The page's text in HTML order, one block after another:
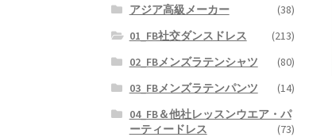
アジア高級メーカー
(38)
01_FB社交ダンスドレス
(213)
02_FBメンズラテンシャツ
(80)
03_FBメンズラテンパンツ
(14)
04_FB＆他社レッスンウエア・パ
ーティードレス
(73)